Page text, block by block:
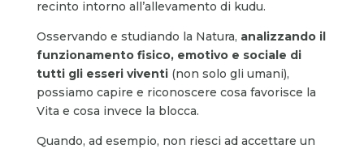
recinto intorno all’allevamento di kudu.
Osservando e studiando la Natura, analizzando il
funzionamento fisico, emotivo e sociale di
tutti gli esseri viventi (non solo gli umani),
possiamo capire e riconoscere cosa favorisce la
Vita e cosa invece la blocca.
Quando, ad esempio, non riesci ad accettare un